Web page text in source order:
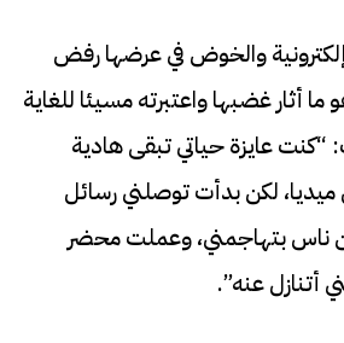
والخوض في عرضها رفض
أثار غضبها واعتبرته مسيئا للغاية
عايزة حياتي تبقى هادية
لكن بدأت توصلني رسائل
ناس بتهاجمني، وعملت محضر
أتنازل عنه”.